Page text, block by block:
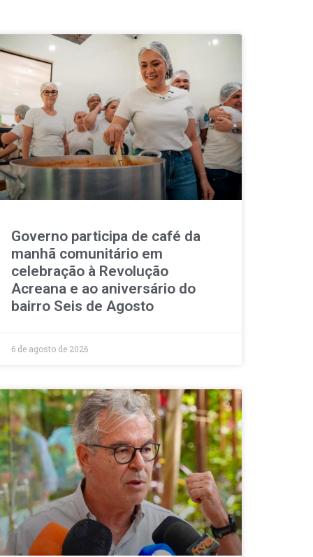
Governo participa de café da
manhã comunitário em
celebração à Revolução
Acreana e ao aniversário do
bairro Seis de Agosto
6 de agosto de 2026